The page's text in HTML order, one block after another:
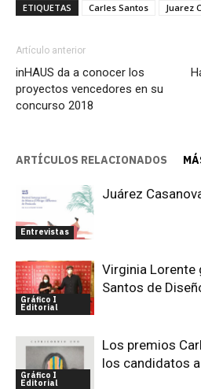
ETIQUETAS Carles Santos Juarez
Artículo anterior
inHAUS da a conocer los
proyectos vencedores en su
concurso 2018
ARTÍCULOS RELACIONADOS
Entrevistas
Juárez
Gráfico I
Editorial
Virginia Lorente
Santos de
Gráfico I
Editorial
Los premios
los candidatos